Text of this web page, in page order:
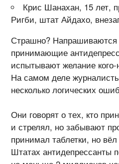
Крис Шанахан, 15 лет,
Ригби, штат Айдахо,
Страшно?
принимающие
испытывают желание
На самом деле
несколько логических
Они говорят о тех, кто
и стрелял, но забывают
принимал таблетки, но
Штатах антидепрессанты